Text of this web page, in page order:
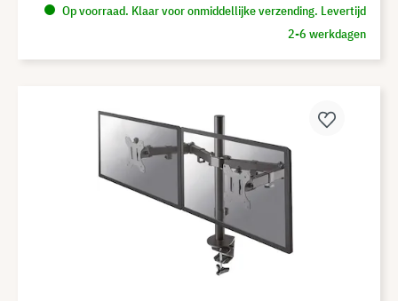
Op voorraad. Klaar voor onmiddellijke verzending. Levertijd
2-6 werkdagen